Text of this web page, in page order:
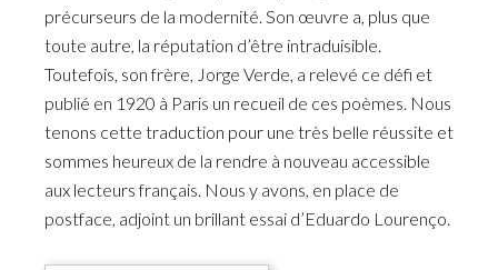
précurseurs de la modernité. Son œuvre a, plus que
toute autre, la réputation d’être intraduisible.
Toutefois, son frère, Jorge Verde, a relevé ce défi et
publié en 1920 à Paris un recueil de ces poèmes. Nous
tenons cette traduction pour une très belle réussite et
sommes heureux de la rendre à nouveau accessible
aux lecteurs français. Nous y avons, en place de
postface, adjoint un brillant essai d’Eduardo Lourenço.